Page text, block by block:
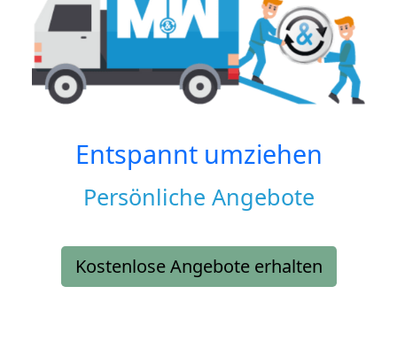
Entspannt umziehen
Persönliche Angebote
Kostenlose Angebote erhalten